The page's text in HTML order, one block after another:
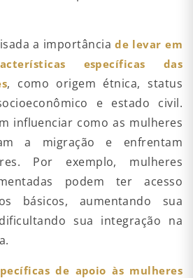
a importânciade levar em
específicas das
, como origem étnica, status
e estado civil.
influenciar como as mulheres
a migração e enfrentam
Por exemplo, mulheres
podem ter acesso
básicos, aumentando sua
sua integração na
de apoio às mulheres